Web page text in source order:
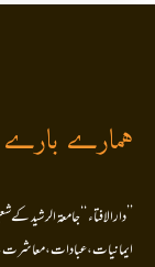
ہمارے بارے
’’دارالافتاء ‘‘جامعۃ